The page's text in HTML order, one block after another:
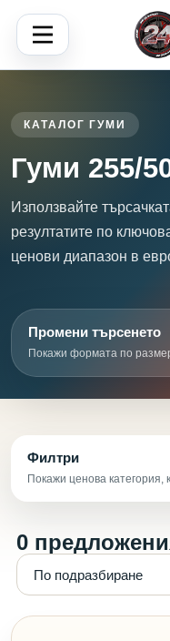
КАТАЛОГ ГУМИ
Гуми 255/
Използвайте
резултатите по
ценови диапазон в
Промени търсенето
Покажи формата по
Филтри
Покажи ценова
0